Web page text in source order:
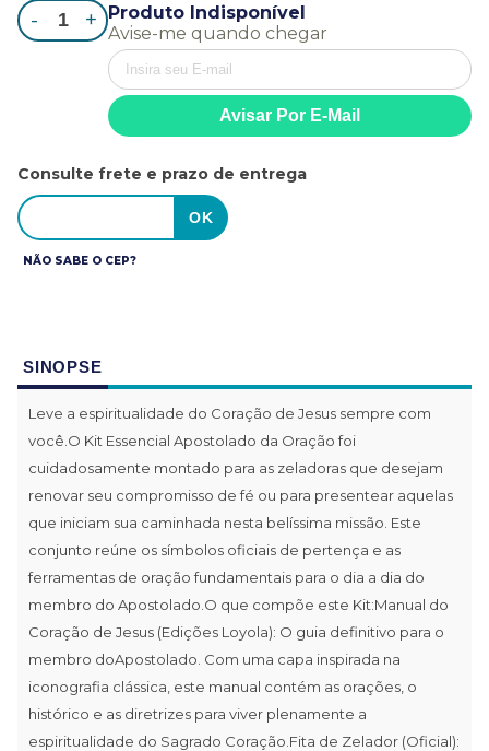
- +
Produto Indisponível
Avise-me quando chegar
Consulte frete e prazo de entrega
NÃO SABE O CEP?
SINOPSE
Leve a espiritualidade do Coração de Jesus sempre com
você.O Kit Essencial Apostolado da Oração foi
cuidadosamente montado para as zeladoras que desejam
renovar seu compromisso de fé ou para presentear aquelas
que iniciam sua caminhada nesta belíssima missão. Este
conjunto reúne os símbolos oficiais de pertença e as
ferramentas de oração fundamentais para o dia a dia do
membro do Apostolado.O que compõe este Kit:Manual do
Coração de Jesus (Edições Loyola): O guia definitivo para o
membro doApostolado. Com uma capa inspirada na
iconografia clássica, este manual contém as orações, o
histórico e as diretrizes para viver plenamente a
espiritualidade do Sagrado Coração.Fita de Zelador (Oficial):